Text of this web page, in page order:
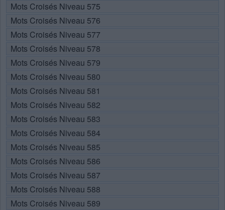
Mots Croisés Niveau 575
Mots Croisés Niveau 576
Mots Croisés Niveau 577
Mots Croisés Niveau 578
Mots Croisés Niveau 579
Mots Croisés Niveau 580
Mots Croisés Niveau 581
Mots Croisés Niveau 582
Mots Croisés Niveau 583
Mots Croisés Niveau 584
Mots Croisés Niveau 585
Mots Croisés Niveau 586
Mots Croisés Niveau 587
Mots Croisés Niveau 588
Mots Croisés Niveau 589